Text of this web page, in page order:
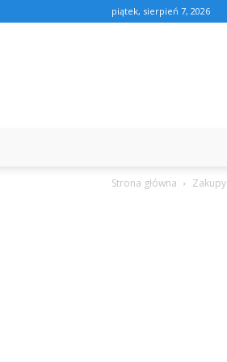
piątek, sierpień 7, 2026
Strona główna Zakupy